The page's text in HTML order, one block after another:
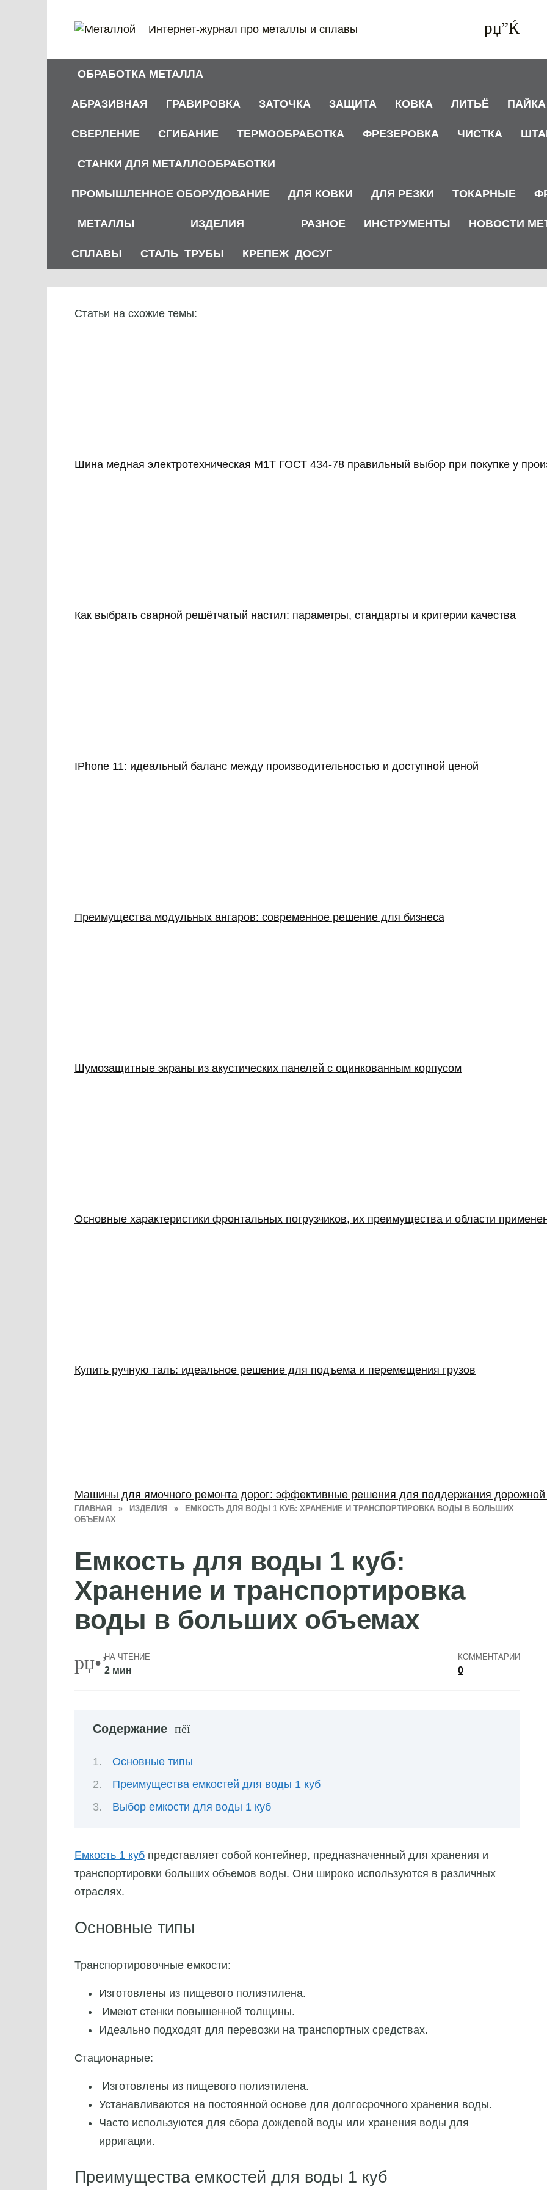
Интернет-журнал про металлы и сплавы
ОБРАБОТКА МЕТАЛЛА
АБРАЗИВНАЯ ГРАВИРОВКА ЗАТОЧКА ЗАЩИТА КОВКА ЛИТЬЁ ПАЙКА
СВЕРЛЕНИЕ СГИБАНИЕ ТЕРМООБРАБОТКА ФРЕЗЕРОВКА ЧИСТКА
СТАНКИ ДЛЯ МЕТАЛЛООБРАБОТКИ
ПРОМЫШЛЕННОЕ ОБОРУДОВАНИЕ ДЛЯ КОВКИ ДЛЯ РЕЗКИ ТОКАРНЫЕ
МЕТАЛЛЫ
СПЛАВЫ СТАЛЬ
ИЗДЕЛИЯ
ТРУБЫ КРЕПЕЖ
РАЗНОЕ
ДОСУГ
ИНСТРУМЕНТЫ НОВОСТИ
ГЛАВНАЯ » ИЗДЕЛИЯ »
ЕМКОСТЬ ДЛЯ ВОДЫ 1 КУБ: ХРАНЕНИЕ И ТРАНСПОРТИРОВКА ВОДЫ В БОЛЬШИХ
ОБЪЕМАХ
Емкость для воды 1 куб:
Хранение и транспортировка
воды в больших объемах
НА ЧТЕНИЕ
2 мин
КОММЕНТАРИИ
0
Содержание
Основные типы
Преимущества емкостей для воды 1 куб
Выбор емкости для воды 1 куб
Емкость 1 куб представляет собой контейнер, предназначенный для хранения и
транспортировки больших объемов воды. Они широко используются в различных
отраслях.
Основные типы
Транспортировочные емкости:
Изготовлены из пищевого полиэтилена.
Имеют стенки повышенной толщины.
Идеально подходят для перевозки на транспортных средствах.
Стационарные:
Изготовлены из пищевого полиэтилена.
Устанавливаются на постоянной основе для долгосрочного хранения воды.
Часто используются для сбора дождевой воды или хранения воды для
ирригации.
Преимущества емкостей для воды 1 куб
Статьи на схожие темы:
Шина медная электротехническая М1Т ГОСТ 434-78 правильный выбор при покупке у
Как выбрать сварной решётчатый настил: параметры, стандарты и критерии качества
IPhone 11: идеальный баланс между производительностью и доступной ценой
Преимущества модульных ангаров: современное решение для бизнеса
Шумозащитные экраны из акустических панелей с оцинкованным корпусом
Основные характеристики фронтальных погрузчиков, их преимущества и области
Купить ручную таль: идеальное решение для подъема и перемещения грузов
Машины для ямочного ремонта дорог: эффективные решения для поддержания дорожной